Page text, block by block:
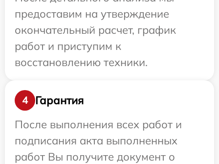
предоставим на утверждение
окончательный расчет, график
работ и приступим к
восстановлению техники.
4
Гарантия
После выполнения всех работ и
подписания акта выполненных
работ Вы получите документ о